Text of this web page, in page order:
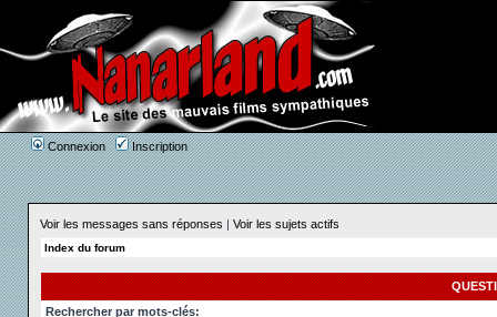
Connexion Inscription
Voir les messages sans réponses | Voir les sujets actifs
Index du forum
Rechercher par mots-clés: